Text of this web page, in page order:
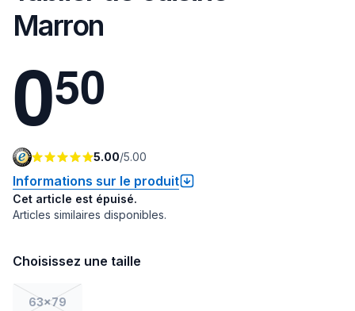
Marron
050
5.00/5.00
Informations sur le produit
Cet article est épuisé.
Articles similaires disponibles.
Choisissez une taille
63x79